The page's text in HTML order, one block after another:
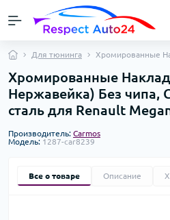
Для тюнинга Хромированные
Хромированные
Нержавейка) Без чипа,
сталь для Renault
Производитель: Carmos
Модель: 1287-car8239
Все о товаре Описание